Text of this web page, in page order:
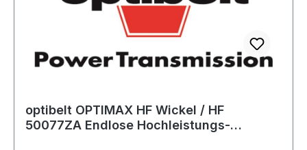
optibelt OPTIMAX HF Wickel / HF
50077ZA Endlose Hochleistungs-